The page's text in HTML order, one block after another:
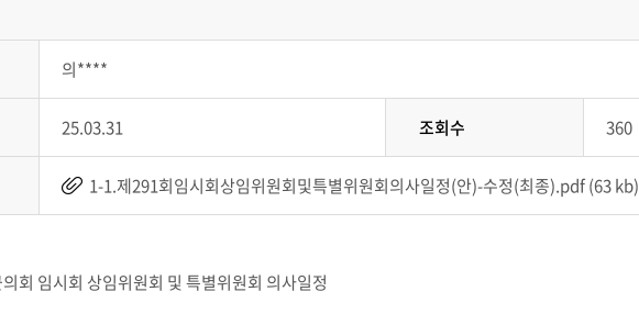
의****
25.03.31 조회수 360
1-1.제291회임시회상임위원회및특별위원회의사일정(안)-수정(최종).pdf (63 kb)
회 임시회 상임위원회 및 특별위원회 의사일정